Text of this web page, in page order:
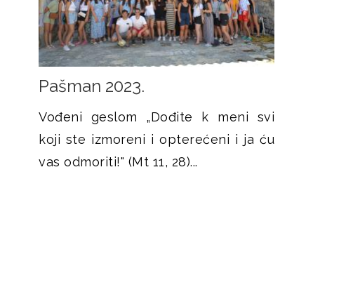
Pašman 2023.
Vođeni geslom „Dođite k meni svi
koji ste izmoreni i opterećeni i ja ću
vas odmoriti!" (Mt 11, 28)...